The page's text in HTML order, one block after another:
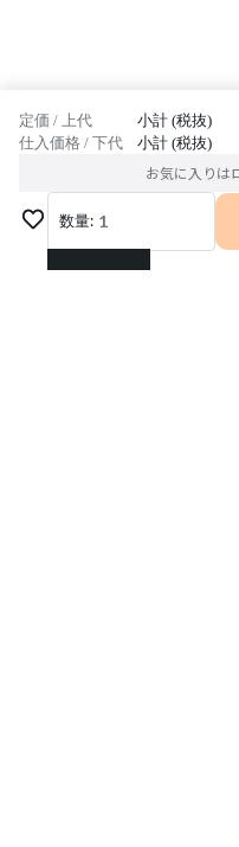
定価 / 上代 小計 (税抜)
仕入価格 / 下代 小計 (税抜)
お気に入りは
数量: 1
1